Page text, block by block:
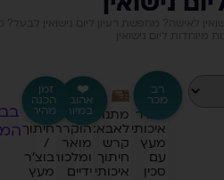
לאישה? מחפשת רעיון ליום נישואין לבעל?
מיוחדות ליום נישואין
רב
מכר
בוצ'ר
איכותי
מעץ
עם
סכין
מתנה
לאבא:
קרש
חיתוך
איכותי
❤️
אהוב
במיוחד
מגן
הוקרה
מואר
ומלכותי:
ידיים
זמן
הכנה
מהיר
קרש
חיתוך
/
בוצ'ר
מעץ